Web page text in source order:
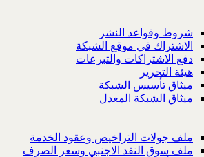
شروط وقواعد النشر
الاشتراك في موقع الشبكة
دفع الاشتراكات والتبرعات
هيئة التحرير
ميثاق تأسيس الشبكة
ميثاق الشبكة المعدل
ملف جولات التراخيص وعقود الخدمة
ملف سوق النقد الاجنبي وسعر الصرف